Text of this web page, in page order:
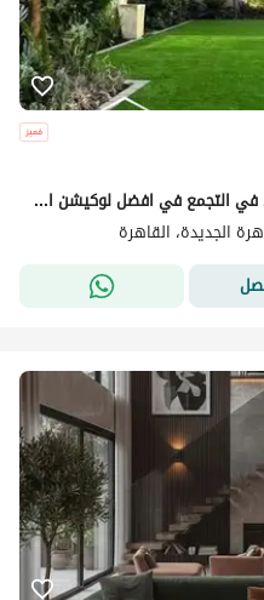
فيلا VIP استلم فوري متشطب بالكامل في التجمع في افضل لوكيشن اطلاله رائعه علي البارك لوكيشن مميز قريب من مدينه نصر وJW Mariott تقسيمه 3 ادوار
الجديدة، القاهرة